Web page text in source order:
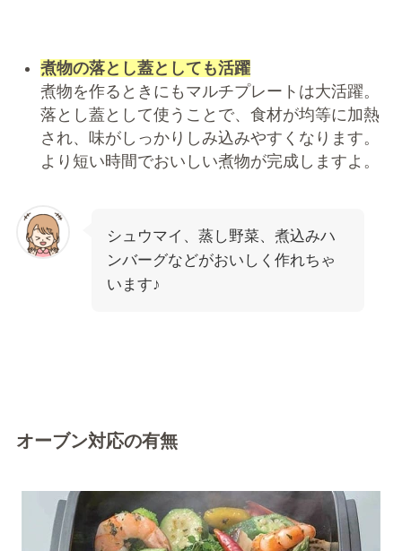
煮物の落とし蓋としても活躍
煮物を作るときにもマルチプレートは大活躍。
落とし蓋として使うことで、食材が均等に加熱
され、味がしっかりしみ込みやすくなります。
より短い時間でおいしい煮物が完成しますよ。
シュウマイ、蒸し野菜、煮込みハ
ンバーグなどがおいしく作れちゃ
います♪
オーブン対応の有無